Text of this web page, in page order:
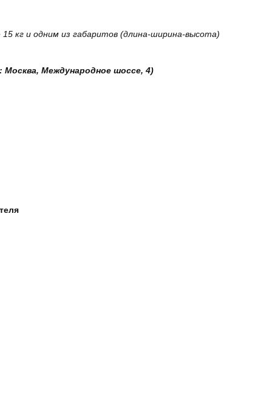
кг и одним из габаритов (длина-ширина-высота)
Москва, Международное шоссе, 4)